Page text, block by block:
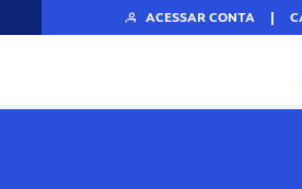
ACESSAR CONTA |